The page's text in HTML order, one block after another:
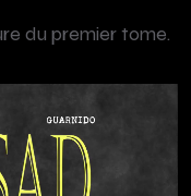
du premier tome.